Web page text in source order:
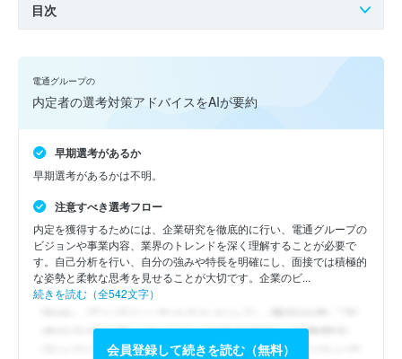
目次
電通グループの
内定者の選考対策アドバイスをAIが要約
早期選考があるか
早期選考があるかは不明。
注意すべき選考フロー
内定を獲得するためには、企業研究を徹底的に行い、電通グループの
ビジョンや事業内容、業界のトレンドを深く理解することが必要で
す。自己分析を行い、自分の強みや特長を明確にし、面接では積極的
な姿勢と柔軟な思考を見せることが大切です。企業のビ...
続きを読む（全542文字）
会員登録して続きを読む（無料）